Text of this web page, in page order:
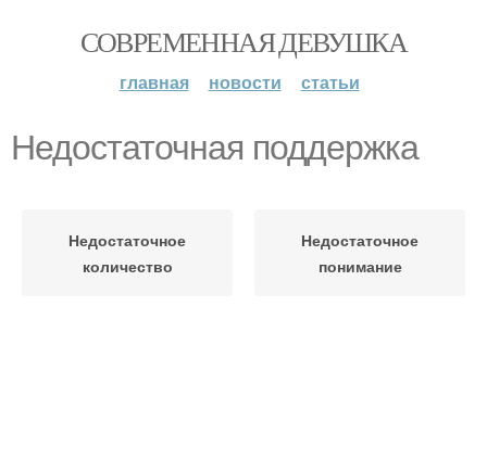
СОВРЕМЕННАЯ ДЕВУШКА
главная новости статьи
Недостаточная поддержка
Недостаточное
количество
Недостаточное
понимание